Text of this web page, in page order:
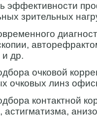
эффективности
зрительных
и др.
очковой
очковых линз
контактной
астигматизма,